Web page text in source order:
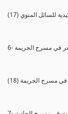
للسائل المنوي
في مسرح الجريمة
في مسرح الجريمة